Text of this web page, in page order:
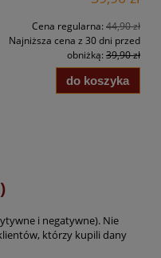
Cena regularna: 44,90 zł
Najniższa cena z 30 dni przed
obniżką: 39,90 zł
do koszyka
i negatywne). Nie
którzy kupili dany